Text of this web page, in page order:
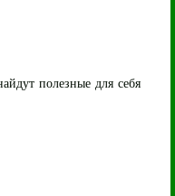
полезные для себя